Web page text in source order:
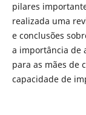
pilares
realizada uma
e conclusões
a importância de
para as mães de
capacidade de